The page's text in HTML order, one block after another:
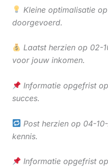
Kleine optimalisatie
doorgevoerd.
Laatst herzien op 02-
voor jouw inkomen.
Informatie opgefrist
succes.
Post herzien op 04-
kennis.
Informatie opgefrist